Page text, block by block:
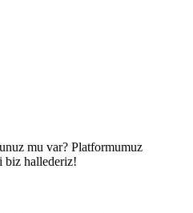
mu var? Platformumuz
biz hallederiz!